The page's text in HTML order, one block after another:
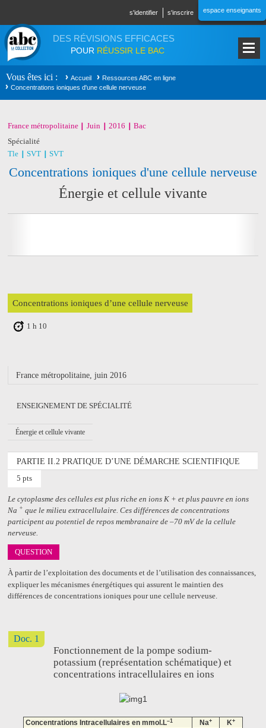
s'identifier s'inscrire espace enseignants
DES RÉVISIONS EFFICACES
POUR RÉUSSIR LE BAC
Vous êtes ici Accueil
Ressources ABC en ligne
Concentrations ioniques d'une cellule nerveuse
France métropolitaine Juin 2016
Bac
Spécialité
Tle
SVT SVT
Concentrations ioniques d'une cellule nerveuse
Énergie et cellule vivante
Concentrations ioniques d’une cellule nerveuse
1 h 10
France métropolitaine, juin 2016
ENSEIGNEMENT DE SPÉCIALITÉ
Énergie et cellule vivante
PARTIE II.2 PRATIQUE D’UNE DÉMARCHE SCIENTIFIQUE
5 pts
Le cytoplasme des cellules est plus riche en ions K + et plus pauvre en ions
Na + que le milieu extracellulaire. Ces différences de concentrations
participent au potentiel de repos membranaire de –70 mV de la cellule
nerveuse.
QUESTION
À partir de l’exploitation des documents et de l’utilisation des connaissances,
expliquer les mécanismes énergétiques qui assurent le maintien des
différences de concentrations ioniques pour une cellule nerveuse.
Doc. 1
Fonctionnement de la pompe sodium-
potassium (représentation schématique) et
concentrations intracellulaires en ions
Concentrations Intracellulaires en mmol.L–1 Na+ K+